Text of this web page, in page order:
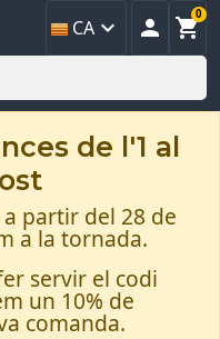
CA   
0
de l'1 al
partir del 28 de
a la tornada.
servir el codi
un 10% de
comanda.